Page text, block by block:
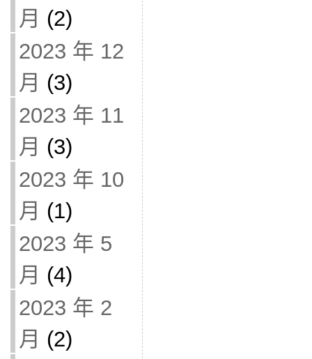
月 (2)
2023 年 12
月 (3)
2023 年 11
月 (3)
2023 年 10
月 (1)
2023 年 5
月 (4)
2023 年 2
月 (2)